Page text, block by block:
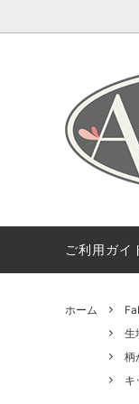
Coming
ART
デザイ
会社概要
ご利用ガイ
ホーム
生
柄
キ